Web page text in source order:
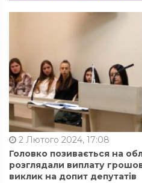
2 Лютого 2024, 17:08
Головко позивається на
розглядали виплату
виклик на допит депутатів